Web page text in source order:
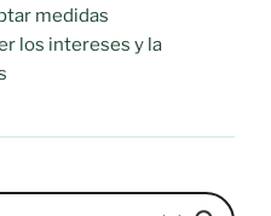
medidas
los intereses y la